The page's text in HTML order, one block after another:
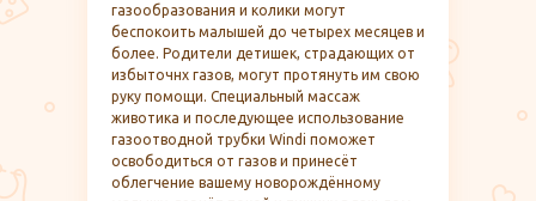
газообразования и колики могут
беспокоить малышей до четырех месяцев и
более. Родители детишек, страдающих от
избыточнх газов, могут протянуть им свою
руку помощи. Специальный массаж
животика и последующее использование
газоотводной трубки Windi поможет
освободиться от газов и принесёт
облегчение вашему новорождённому